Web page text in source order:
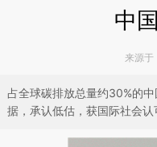
中
来源于
占全球碳排放总量约30%的
据，承认低估，获国际社会认